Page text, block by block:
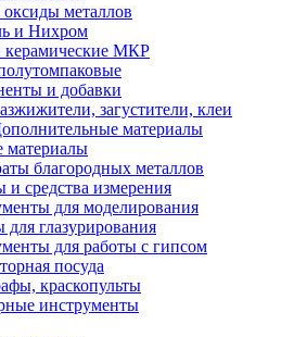
металлов
и Нихром
керамические МКР
и добавки
загустители, клеи
материалы
материалы
благородных металлов
средства измерения
для моделирования
глазурирования
для работы с гипсом
посуда
краскопульты
инструменты